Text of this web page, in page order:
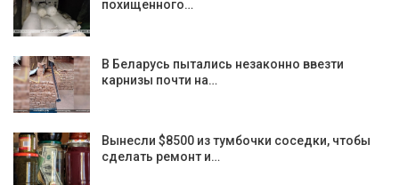
похищенного…
В Беларусь пытались незаконно ввезти
карнизы почти на…
Вынесли $8500 из тумбочки соседки, чтобы
сделать ремонт и…